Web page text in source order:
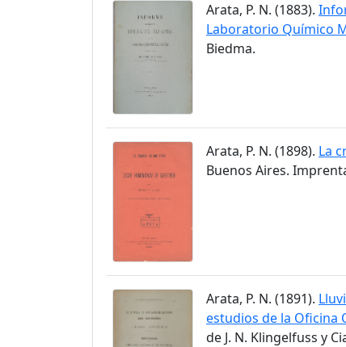
Arata, P. N. (1883).
Laboratorio Químico
Biedma.
Arata, P. N. (1898). La
Buenos Aires.
Arata, P. N. (1891).
estudios de la Oficina
de J. N. Klingelfuss y